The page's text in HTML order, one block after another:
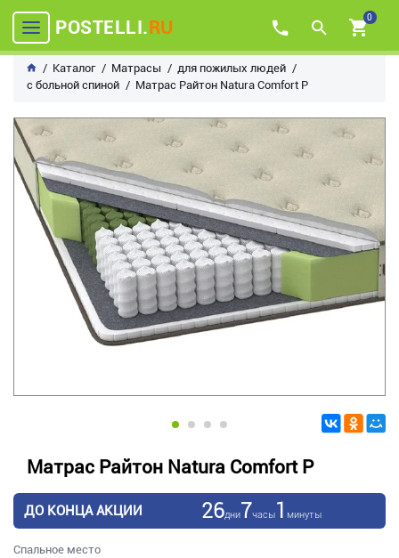
POSTELLI.RU 0
Каталог Матрасы
для пожилых людей
с больной спиной
Матрас Райтон Natura Comfort P
Матрас Райтон Natura Comfort P
ДО КОНЦА АКЦИИ 26дни7часы1 минуты
Спальное место